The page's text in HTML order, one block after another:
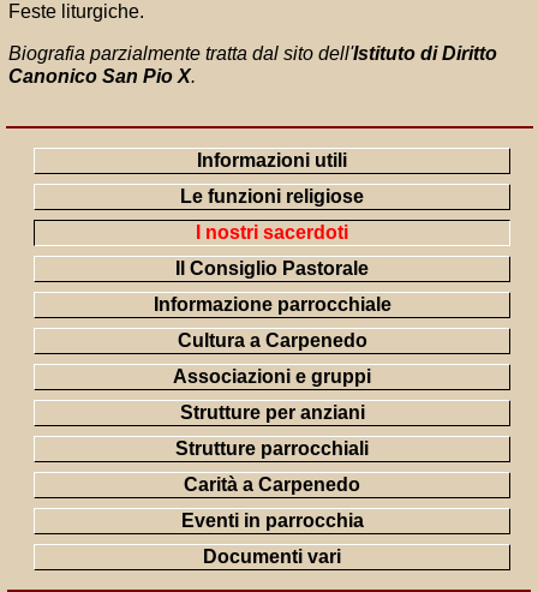
Feste liturgiche.
Biografia parzialmente tratta dal sito dell'Istituto di Diritto
Canonico San Pio X.
Informazioni utili
Le funzioni religiose
I nostri sacerdoti
Il Consiglio Pastorale
Informazione parrocchiale
Cultura a Carpenedo
Associazioni e gruppi
Strutture per anziani
Strutture parrocchiali
Carità a Carpenedo
Eventi in parrocchia
Documenti vari